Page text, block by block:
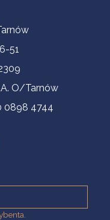
51
O/Tarnów
0898 4744